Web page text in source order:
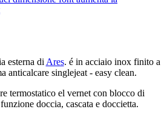
esterna di Ares. é in acciaio inox finito a
anticalcare singlejeat - easy clean.
termostatico el vernet con blocco di
doccia, cascata e doccietta.